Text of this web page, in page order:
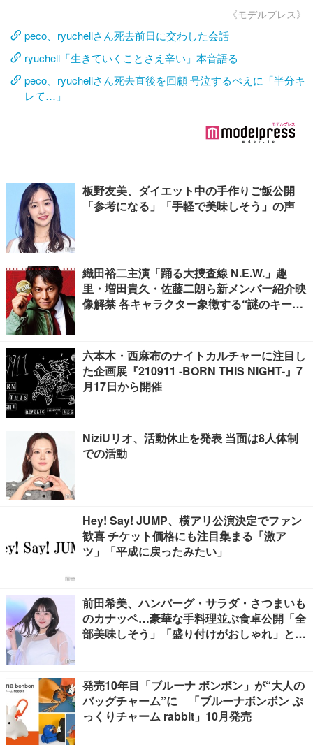
《モデルプレス》
peco、ryuchellさん死去前日に交わした会話
ryuchell「生きていくことさえ辛い」本音語る
peco、ryuchellさん死去直後を回顧 号泣するぺえに「半分キ
レて…」
板野友美、ダイエット中の手作りご飯公開
「参考になる」「手軽で美味しそう」の声
織田裕二主演「踊る大捜査線 N.E.W.」趣
里・増田貴久・佐藤二朗ら新メンバー紹介映
像解禁 各キャラクター象徴する“謎のキーワ
六本木・西麻布のナイトカルチャーに注目し
た企画展『210911 -BORN THIS NIGHT-』7
月17日から開催
NiziUリオ、活動休止を発表 当面は8人体制
での活動
Hey! Say! JUMP、横アリ公演決定でファン
歓喜 チケット価格にも注目集まる「激ア
ツ」「平成に戻ったみたい」
前田希美、ハンバーグ・サラダ・さつまいも
のカナッペ…豪華な手料理並ぶ食卓公開「全
部美味しそう」「盛り付けがおしゃれ」と絶
発売10年目「ブルーナ ボンボン」が“大人の
バッグチャーム”に 「ブルーナボンボン ぷ
っくりチャーム rabbit」10月発売